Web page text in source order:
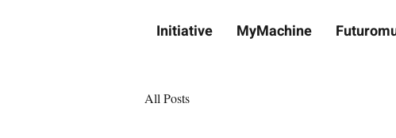
Initiative MyMachine
All Posts